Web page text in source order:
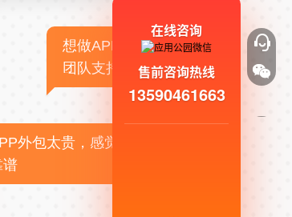
想做APP，但没有技术
团队支持
外包太贵，感觉不
谱
在线咨询
售前咨询热线
13590461663